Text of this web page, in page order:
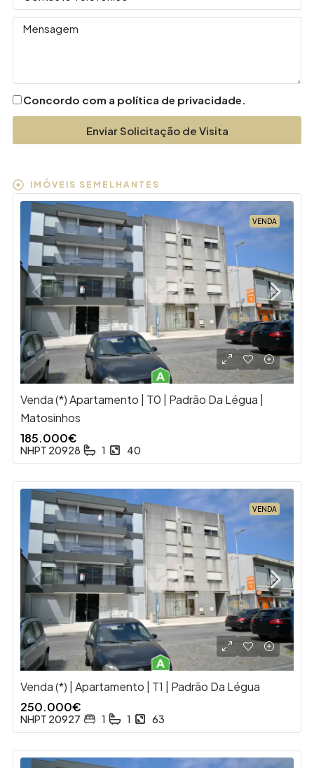
Concordo com a política de privacidade.
Enviar Solicitação de Visita
IMÓVEIS SEMELHANTES
VENDA
Venda (*) Apartamento | T0 | Padrão Da Légua |
Matosinhos
185.000€
NHPT 20928 1 40
VENDA
Venda (*) | Apartamento | T1 | Padrão Da Légua
250.000€
NHPT 20927 1 1 63